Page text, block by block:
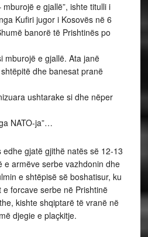
e gjallë”, ishte titulli i
Kufiri jugor i Kosovës në 6
banorë të Prishtinës po
mburojë e gjallë. Ata janë
dhe banesat pranë
ushtarake si dhe nëper
NATO-ja”…
gjatë gjithë natës së 12-13
e armëve serbe vazhdonin dhe
e shtëpisë së boshatisur, ku
forcave serbe në Prishtinë
kishte shqiptarë të vranë në
djegie e plaçkitje.